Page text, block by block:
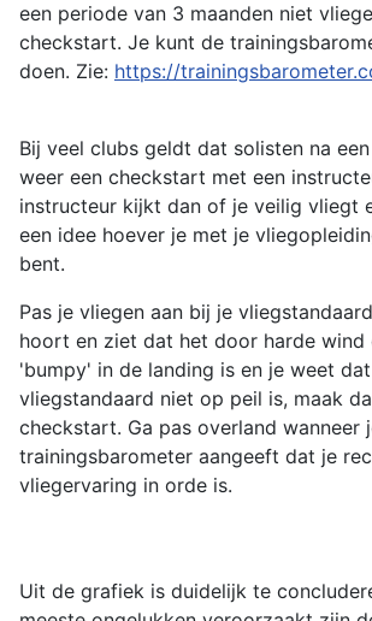
een periode van 3 maanden niet
checkstart. Je kunt de
doen. Zie: https://
Bij veel clubs geldt dat solisten na
weer een checkstart met een
instructeur kijkt dan of je veilig vliegt
een idee hoever je met je
bent.
Pas je vliegen aan bij je
hoort en ziet dat het door harde wind
'bumpy' in de landing is en je weet
vliegstandaard niet op peil is, maak
checkstart. Ga pas overland wanneer
trainingsbarometer aangeeft dat je
vliegervaring in orde is.
Uit de grafiek is duidelijk te